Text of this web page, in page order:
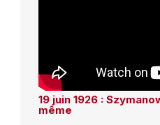
19 juin 1926 :
même